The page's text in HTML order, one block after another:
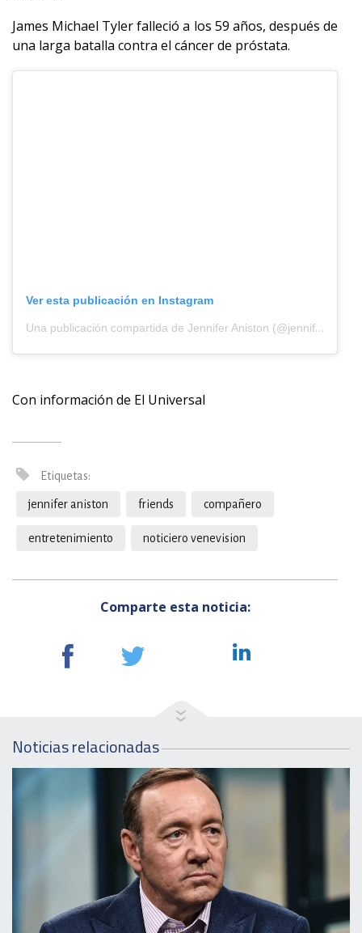
James Michael Tyler falleció a los 59 años, después de
una larga batalla contra el cáncer de próstata.
Ver esta publicación en Instagram
Una publicación compartida de Jennifer Aniston (@jenniferaniston)
Con información de El Universal
Etiquetas:
jennifer aniston friends compañero
entretenimiento noticiero venevision
Comparte esta noticia:
Noticias relacionadas